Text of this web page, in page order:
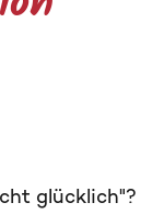
glücklich"?